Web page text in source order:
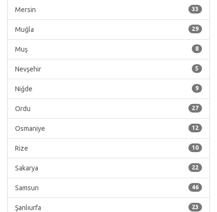
33
Mersin
29
Muğla
8
Muş
5
Nevşehir
9
Niğde
27
Ordu
12
Osmaniye
10
Rize
22
Sakarya
46
Samsun
23
Şanlıurfa